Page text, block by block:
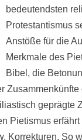
bedeutendsten
Protestantismus
Anstöße für die
Merkmale des
Bibel, die
geprägte
Pietismus
Korrekturen. So